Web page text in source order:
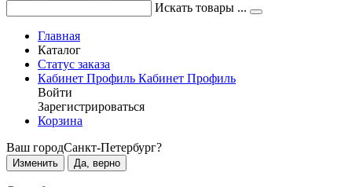
Искать товары ...
Главная
Каталог
Статус заказа
Кабинет Профиль Кабинет Профиль
Войти
Зарегистрироваться
Корзина
Ваш городСанкт-Петербург?
Изменить Да, верно